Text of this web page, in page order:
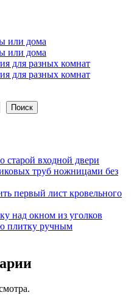
или дома
или дома
для разных комнат
для разных комнат
Поиск
старой входной двери
труб ножницами без
первый лист кровельного
над окном из уголков
плитку ручным